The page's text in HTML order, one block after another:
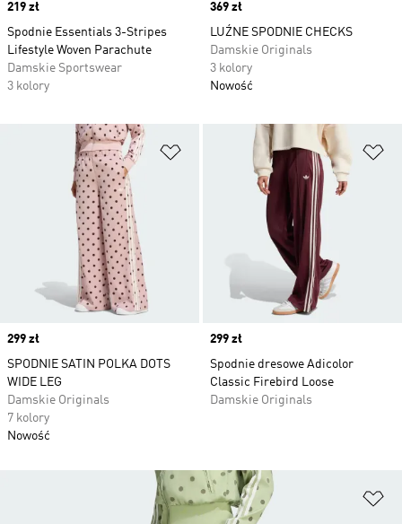
Price
219 zł
Spodnie Essentials 3-Stripes
Lifestyle Woven Parachute
Damskie Sportswear
3 kolory
Price
369 zł
LUŹNE SPODNIE CHECKS
Damskie Originals
3 kolory
Nowość
Dodaj do listy życzeń
Price
299 zł
SPODNIE SATIN POLKA DOTS
WIDE LEG
Damskie Originals
7 kolory
Nowość
Price
299 zł
Spodnie dresowe Adicolor
Classic Firebird Loose
Damskie Originals